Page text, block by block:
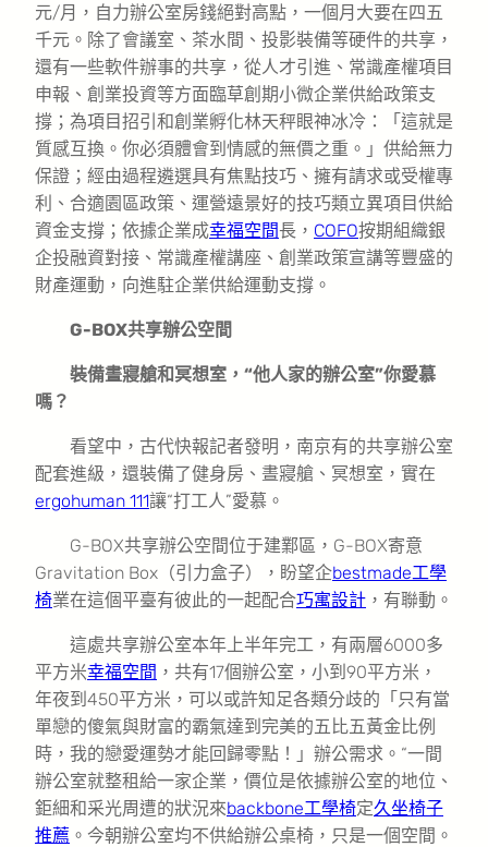
元/月，自力辦公室房錢絕對高點，一個月大要在四五
千元。除了會議室、茶水間、投影裝備等硬件的共享，
還有一些軟件辦事的共享，從人才引進、常識產權項目
申報、創業投資等方面臨草創期小微企業供給政策支
撐；為項目招引和創業孵化林天秤眼神冰冷：「這就是
質感互換。你必須體會到情感的無價之重。」供給無力
保證；經由過程遴選具有焦點技巧、擁有請求或受權專
利、合適園區政策、運營遠景好的技巧類立異項目供給
資金支撐；依據企業成幸福空間長， COFO按期組織銀
企投融資對接、常識產權講座、創業政策宣講等豐盛的
財產運動，向進駐企業供給運動支撐。
G-BOX共享辦公空間
裝備晝寢艙和冥想室，“他人家的辦公室”你愛慕
嗎？
看望中，古代快報記者發明，南京有的共享辦公室
配套進級，還裝備了健身房、晝寢艙、冥想室，實在
ergohuman 111讓“打工人”愛慕。
G-BOX共享辦公空間位于建鄴區，G-BOX寄意
Gravitation Box（引力盒子），盼望企bestmade工學
椅業在這個平臺有彼此的一起配合巧寓設計 ，有聯動。
這處共享辦公室本年上半年完工，有兩層6000多
平方米幸福空間 ，共有17個辦公室，小到90平方米，
年夜到450平方米，可以或許知足各類分歧的「只有當
單戀的傻氣與財富的霸氣達到完美的五比五黃金比例
時，我的戀愛運勢才能回歸零點！」辦公需求。“一間
辦公室就整租給一家企業，價位是依據辦公室的地位、
鉅細和采光周遭的狀況來backbone工學椅定久坐椅子
推薦 。今朝辦公室均不供給辦公桌椅，只是一個空間。